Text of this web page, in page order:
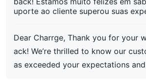
uporte ao cliente superou suas
você valoriza nossos diversos
o para o crescimento de sua
serviço excepcional e
rs é nossa principal prioridade. Suas palavras genti
s nos motivam a manter a
aspectos de sua experiência de
Dear Charrge, Thank you for your wonderful feedb
ack! We’re thrilled to know our customer support h
as exceeded your expectations